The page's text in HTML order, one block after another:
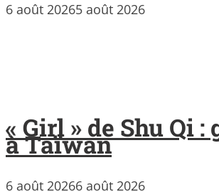
6 août 20265 août 2026
« Girl » de Shu Qi
à Taïwan
6 août 20266 août 2026